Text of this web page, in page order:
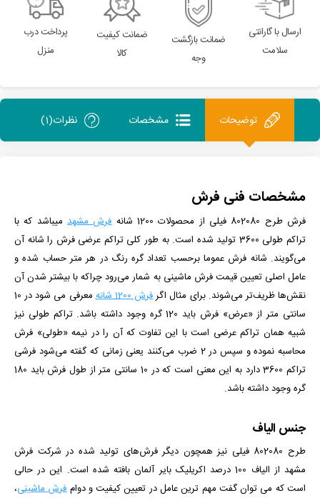
ارسال با گارانتی
سلامت
ضمانت بازگشت
وجه
ضمانت کیفیت
کالا
پرداخت درب
منزل
توضیحات مشخصات نظرات(1)
مشخصات فنی فرش
فرش طرح 802080 فیلی از محصولات 1200 شانه فرش مشهد می­باشد که با
تراکم طولی 3600 تولید شده است.
به طور کلی تراکم عرضی فرش را شانه آن
می‌گویند. شانه فرش عموما برحسب تعداد گره رنگ در هر متر حساب شده و
عامل اصلی تعیین قیمت فرش ماشینی به شمار می‌رود چراکه با بیشتر شدن آن
نقش‌ها ظریف‌تر می‌شوند. برای مثال اگرفرش 1200 شانه
معرفی می شود در 10
سانتی متر از «عرض» فرش باید 120 گره وجود داشته باشد. تراکم طولی نیز
شبیه همان تراکم عرضی است با این تفاوت که آن را در نیمه «طولی» فرش
محاسبه نموده و سپس در 2 ضرب می‌کنند
یعنی زمانی که گفته می‌شود فرشی
تراکم 3600 دارد به این معنی است که در 10 سانتی متر از طول فرش باید 180
گره وجود داشته باشد.
جنس الیاف
طرح 802080 فیلی نیز همچون دیگر فرش‌های تولید شده در شرکت فرش
مشهد از الیاف 100 درصد اکریلیک بایر آلمان بافته شده است. این در حالی
است که می توان گفت مهم ترین عامل در تعیین کیفیت و دوامفرش ماشینی،